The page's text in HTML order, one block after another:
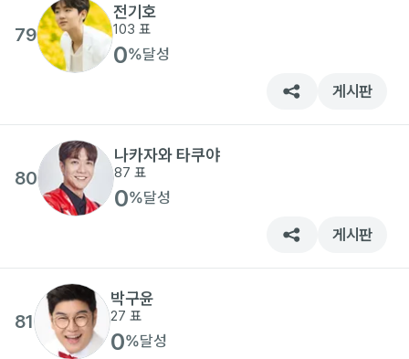
79
전기호
103 표
0%달성
게시판
80
나카자와 타쿠야
87 표
0%달성
게시판
81
박구윤
27 표
0%달성